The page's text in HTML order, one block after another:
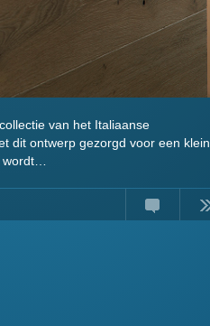
van het Italiaanse
dit ontwerp gezorgd voor een klein